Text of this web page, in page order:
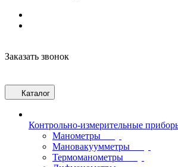
Заказать звонок
Каталог
Контрольно-измерительные
Манометры
Мановакуумметры
Термоманометры